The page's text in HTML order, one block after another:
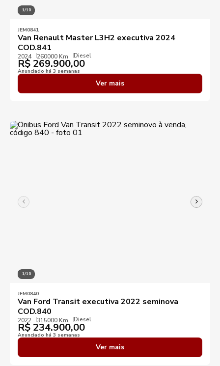
1/10
JEM0841
Van Renault Master L3H2 executiva 2024
COD.841
2024 260000 Km Diesel
R$ 269.900,00
Anunciado há 3 semanas
Ver mais
1/10
JEM0840
Van Ford Transit executiva 2022 seminova
COD.840
2022 315000 Km Diesel
R$ 234.900,00
Anunciado há 3 semanas
Ver mais